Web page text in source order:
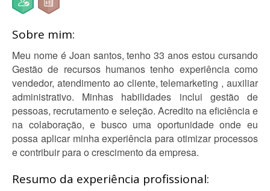
Sobre mim:
Meu nome é Joan santos, tenho 33 anos estou cursando
Gestão de recursos humanos tenho experiência como
vendedor, atendimento ao cliente, telemarketing , auxiliar
administrativo. Minhas habilidades inclui gestão de
pessoas, recrutamento e seleção. Acredito na eficiência e
na colaboração, e busco uma oportunidade onde eu
possa aplicar minha experiência para otimizar processos
e contribuir para o crescimento da empresa.
Resumo da experiência profissional: